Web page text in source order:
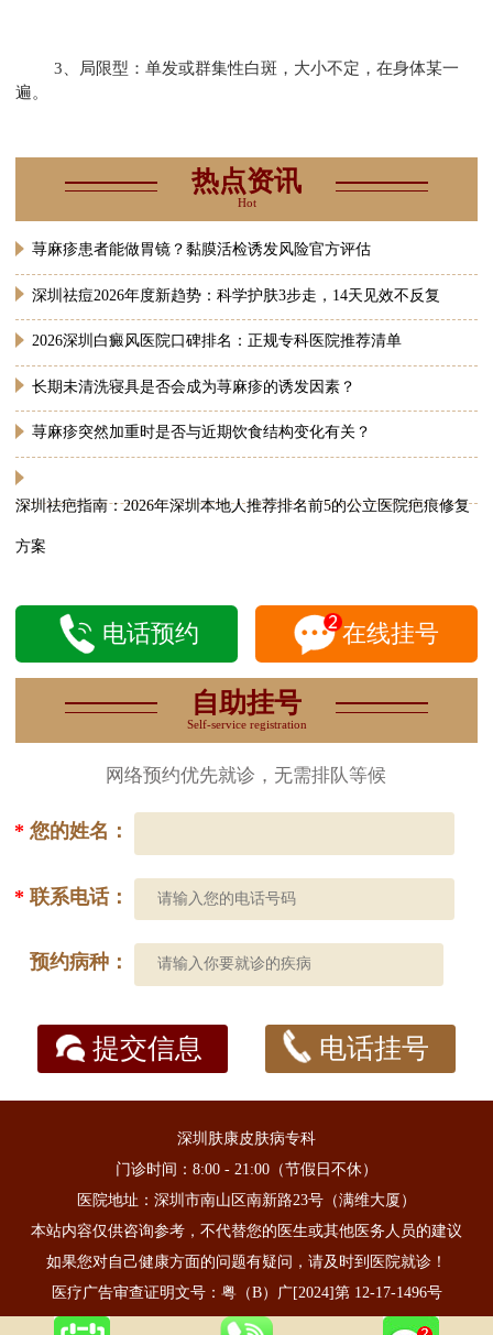
3、局限型：单发或群集性白斑，大小不定，在身体某一
遍。
热点资讯
Hot
荨麻疹患者能做胃镜？黏膜活检诱发风险官方评估
深圳祛痘2026年度新趋势：科学护肤3步走，14天见效不反复
2026深圳白癜风医院口碑排名：正规专科医院推荐清单
长期未清洗寝具是否会成为荨麻疹的诱发因素？
荨麻疹突然加重时是否与近期饮食结构变化有关？
深圳祛疤指南：2026年深圳本地人推荐排名前5的公立医院疤痕修复
方案
电话预约 在线挂号
自助挂号
Self-service registration
网络预约优先就诊，无需排队等候
*您的姓名：
*联系电话：
预约病种：
提交信息 电话挂号
深圳肤康皮肤病专科
门诊时间：8:00 - 21:00（节假日不休）
医院地址：深圳市南山区南新路23号（满维大厦）
本站内容仅供咨询参考，不代替您的医生或其他医务人员的建议
如果您对自己健康方面的问题有疑问，请及时到医院就诊！
医疗广告审查证明文号：粤（B）广[2024]第 12-17-1496号